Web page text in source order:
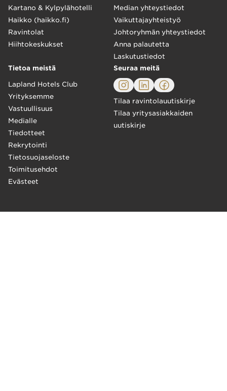
Kartano & Kylpylähotelli
Haikko (haikko.fi)
Ravintolat
Hiihtokeskukset
Median yhteystiedot
Vaikuttajayhteistyö
Johtoryhmän yhteystiedot
Anna palautetta
Laskutustiedot
Tietoa meistä
Lapland Hotels Club
Yrityksemme
Vastuullisuus
Medialle
Tiedotteet
Rekrytointi
Tietosuojaseloste
Toimitusehdot
Evästeet
Seuraa meitä
Tilaa ravintolauutiskirje
Tilaa yritysasiakkaiden
uutiskirje